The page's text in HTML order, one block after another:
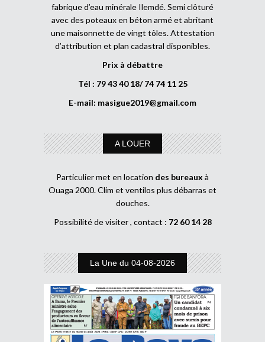
fabrique d’eau minérale Ilemdé. Semi clôturé
avec des poteaux en béton armé et abritant
une maisonnette de vingt tôles. Attestation
d’attribution et plan cadastral disponibles.
Prix à débattre
Tél : 79 43 40 18/ 74 74 11 25
E-mail: masigue2019@gmail.com
A LOUER
Particulier met en location des bureaux à
Ouaga 2000. Clim et ventilos plus débarras et
douches.
Possibilité de visiter , contact : 72 60 14 28
La Une du 04-08-2026